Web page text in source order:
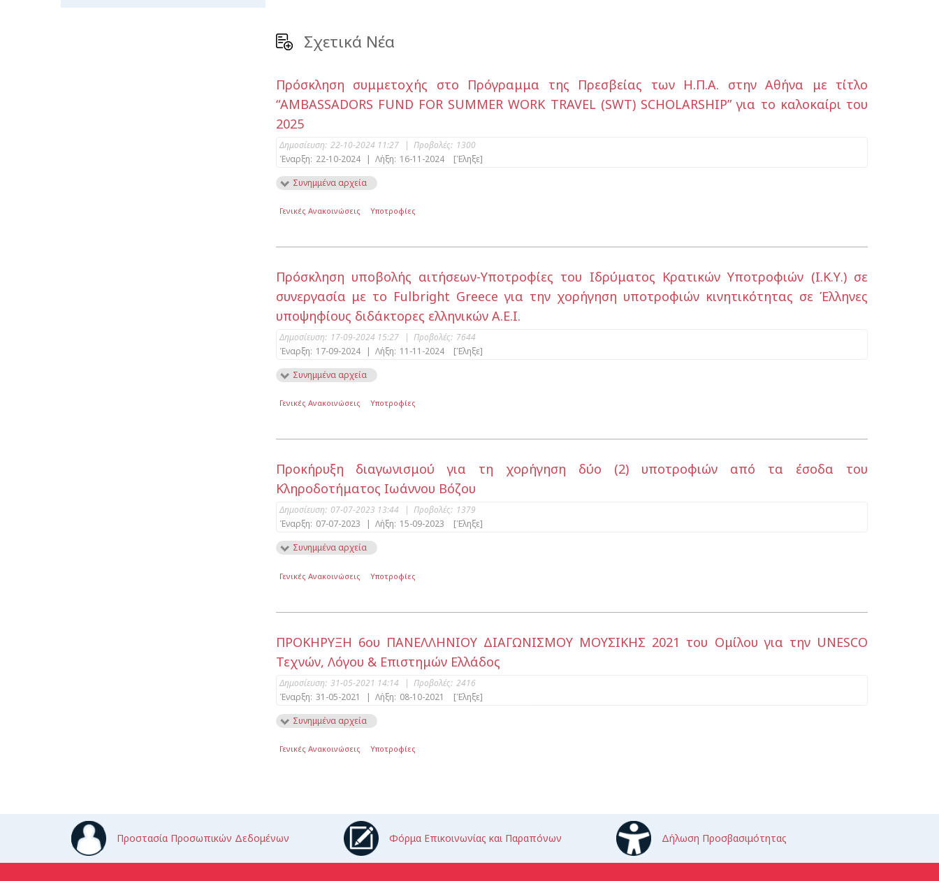
Σχετικά Νέα
Πρόσκληση συμμετοχής στο Πρόγραμμα της Πρεσβείας των Η.Π.Α. στην Αθήνα με τίτλο
“AMBASSADORS FUND FOR SUMMER WORK TRAVEL (SWT) SCHOLARSHIP” για το καλοκαίρι του
2025
Δημοσίευση: 22-10-2024 11:27 | Προβολές: 1300
Έναρξη: 22-10-2024 | Λήξη: 16-11-2024
[Έληξε]
Συνημμένα αρχεία
Γενικές Ανακοινώσεις Υποτροφίες
Πρόσκληση υποβολής αιτήσεων-Υποτροφίες του Ιδρύματος Κρατικών Υποτροφιών (Ι.Κ.Υ.) σε
συνεργασία με το Fulbright Greece για την χορήγηση υποτροφιών κινητικότητας σε Έλληνες
υποψηφίους διδάκτορες ελληνικών Α.Ε.Ι.
Δημοσίευση: 17-09-2024 15:27 | Προβολές: 7644
Έναρξη: 17-09-2024 | Λήξη: 11-11-2024
[Έληξε]
Συνημμένα αρχεία
Γενικές Ανακοινώσεις Υποτροφίες
Προκήρυξη διαγωνισμού για τη χορήγηση δύο (2) υποτροφιών από τα έσοδα του
Κληροδοτήματος Ιωάννου Βόζου
Δημοσίευση: 07-07-2023 13:44 | Προβολές: 1379
Έναρξη: 07-07-2023 | Λήξη: 15-09-2023
[Έληξε]
Συνημμένα αρχεία
Γενικές Ανακοινώσεις Υποτροφίες
ΠΡΟΚΗΡΥΞΗ 6ου ΠΑΝΕΛΛΗΝΙΟΥ ΔΙΑΓΩΝΙΣΜΟΥ ΜΟΥΣΙΚΗΣ 2021 του Ομίλου για την UNESCO
Τεχνών, Λόγου & Επιστημών Ελλάδος
Δημοσίευση: 31-05-2021 14:14 | Προβολές: 2416
Έναρξη: 31-05-2021 | Λήξη: 08-10-2021
[Έληξε]
Συνημμένα αρχεία
Γενικές Ανακοινώσεις Υποτροφίες
Προστασία Προσωπικών Δεδομένων Φόρμα Επικοινωνίας και Παραπόνων Δήλωση Προσβασιμότητας